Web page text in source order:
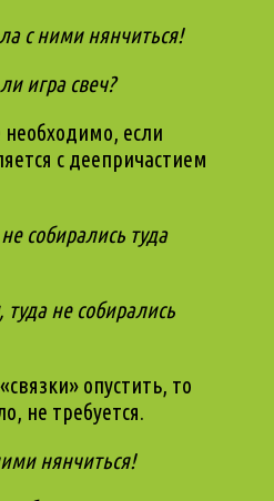
с ними нянчиться!
игра свеч?
если
с деепричастием
собирались туда
, туда не собирались
опустить, то
не требуется.
нянчиться!